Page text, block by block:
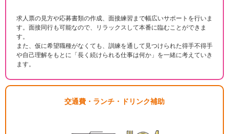
求人票の見方や応募書類の作成、面接練習まで幅広いサポートを行いま
す。面接同行も可能なので、リラックスして本番に臨むことができま
す。
また、仮に希望職種がなくても、訓練を通して見つけられた得手不得手
や自己理解をもとに「長く続けられる仕事は何か」を一緒に考えていき
ます。
交通費・ランチ・ドリンク補助